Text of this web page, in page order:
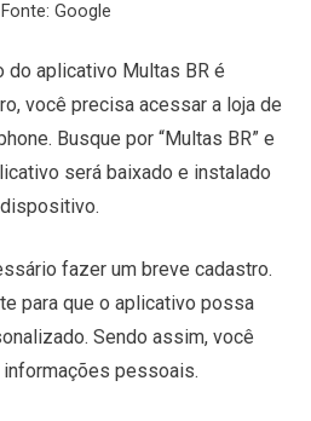
Fonte: Google
aplicativo Multas BR é
você precisa acessar a loja de
Busque por “Multas BR” e
será baixado e instalado
fazer um breve cadastro.
para que o aplicativo possa
Sendo assim, você
pessoais.